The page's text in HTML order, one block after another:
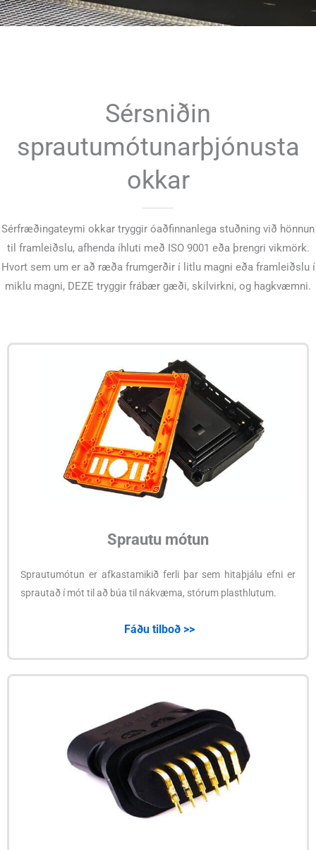
Sérsniðin
sprautumótunarþjónusta
okkar
Sérfræðingateymi okkar tryggir óaðfinnanlega stuðning við hönnun
til framleiðslu, afhenda íhluti með ISO 9001 eða þrengri vikmörk.
Hvort sem um er að ræða frumgerðir í litlu magni eða framleiðslu í
miklu magni, DEZE tryggir frábær gæði, skilvirkni, og hagkvæmni.
Sprautu mótun
Sprautumótun er afkastamikið ferli þar sem hitaþjálu efni er
sprautað í mót til að búa til nákvæma, stórum plasthlutum.
Fáðu tilboð >>